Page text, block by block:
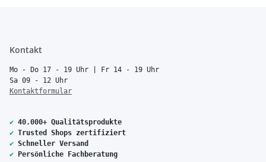
Kontakt
Mo - Do 17 - 19 Uhr | Fr 14 - 19 Uhr
Sa 09 - 12 Uhr
Kontaktformular
✔ 40.000+ Qualitätsprodukte
✔ Trusted Shops zertifiziert
✔ Schneller Versand
✔ Persönliche Fachberatung